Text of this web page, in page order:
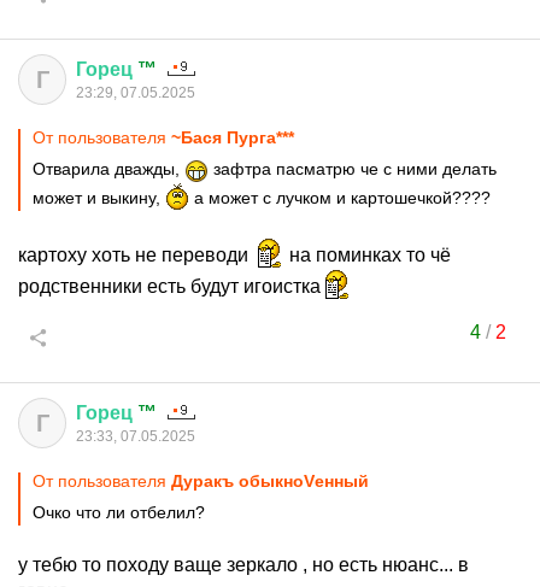
Г Горец ™
23:29, 07.05.2025
От пользователя ~Бася Пурга***
Отварила дважды,
зафтра пасматрю че с ними делать
может и выкину,
а может с лучком и картошечкой????
картоху хоть не переводи
на поминках то чё
родственники есть будут игоистка
4/ 2
Г Горец ™
23:33, 07.05.2025
От пользователя Дуракъ обыкноVенный
Очко что ли отбелил?
у тебю то походу ваще зеркало , но есть нюанс... в